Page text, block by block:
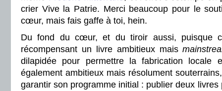
crier Vive la Patrie. Merci beaucoup pour le
cœur, mais fais gaffe à toi, hein.
Du fond du cœur, et du tiroir aussi, puisque
récompensant un livre ambitieux mais
dilapidée pour permettre la fabrication locale
également ambitieux mais résolument
garantir son programme initial : publier deux